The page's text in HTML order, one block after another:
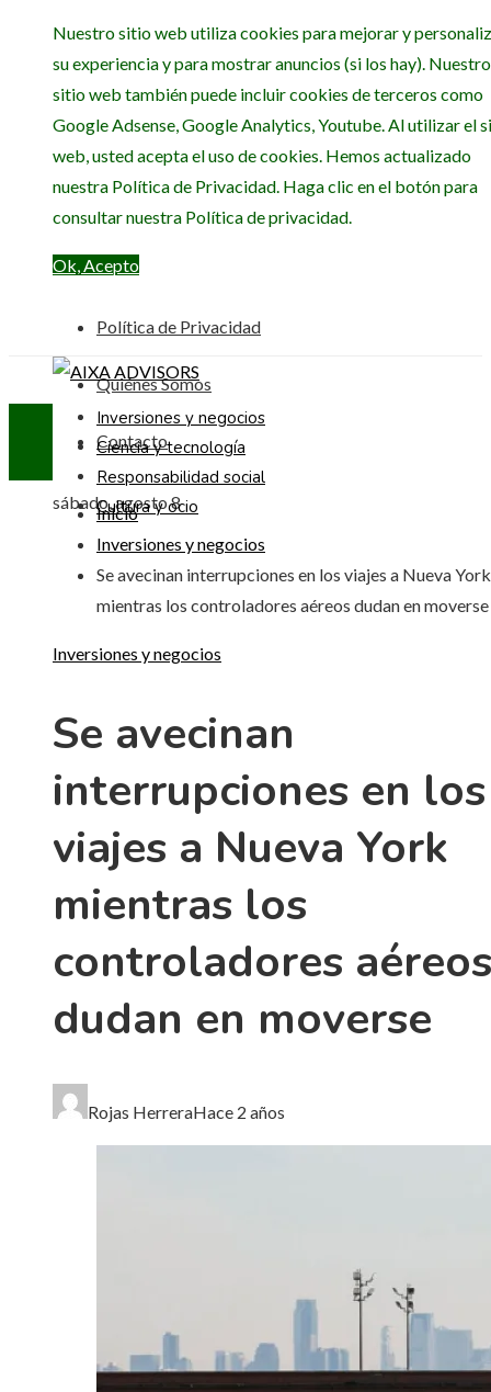
Nuestro sitio web utiliza cookies para mejorar y
su experiencia y para mostrar anuncios (si los hay). Nuestro
sitio web también puede incluir cookies de terceros como
Google Adsense, Google Analytics, Youtube. Al utilizar el
web, usted acepta el uso de cookies. Hemos actualizado
nuestra Política de Privacidad. Haga clic en el botón para
consultar nuestra Política de privacidad.
Ok, Acepto
Política de Privacidad
Quiénes Somos
Contacto
sábado, agosto 8
Inversiones y negocios
Ciencia y tecnología
Responsabilidad social
Cultura y ocio
Inicio
Inversiones y negocios
Se avecinan interrupciones en los viajes a Nueva York
mientras los controladores aéreos dudan en moverse
Inversiones y negocios
Se avecinan
interrupciones en los
viajes a Nueva York
mientras los
controladores aéreos
dudan en moverse
Rojas HerreraHace 2 años